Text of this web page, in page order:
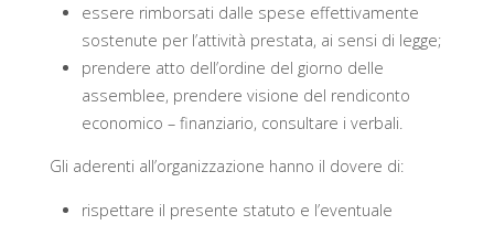
essere rimborsati dalle spese effettivamente
sostenute per l’attività prestata, ai sensi di legge;
prendere atto dell’ordine del giorno delle
assemblee, prendere visione del rendiconto
economico – finanziario, consultare i verbali.
Gli aderenti all’organizzazione hanno il dovere di:
rispettare il presente statuto e l’eventuale